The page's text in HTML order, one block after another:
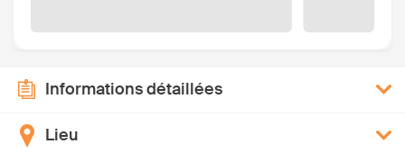
Informations détaillées
Lieu